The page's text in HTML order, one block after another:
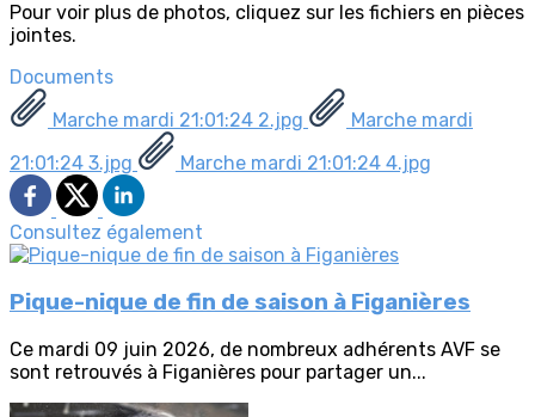
Pour voir plus de photos, cliquez sur les fichiers en pièces
jointes.
Documents
Marche mardi 21:01:24 2.jpg
Marche mardi
21:01:24 3.jpg
Marche mardi 21:01:24 4.jpg
Consultez également
Pique-nique de fin de saison à Figanières
Ce mardi 09 juin 2026, de nombreux adhérents AVF se
sont retrouvés à Figanières pour partager un...